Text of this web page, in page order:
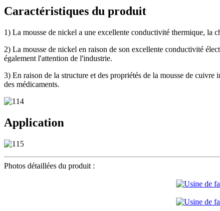
Caractéristiques du produit
1) La mousse de nickel a une excellente conductivité thermique, la
2) La mousse de nickel en raison de son excellente conductivité
également l'attention de l'industrie.
3) En raison de la structure et des propriétés de la mousse de
des médicaments.
Application
Photos détaillées du produit :